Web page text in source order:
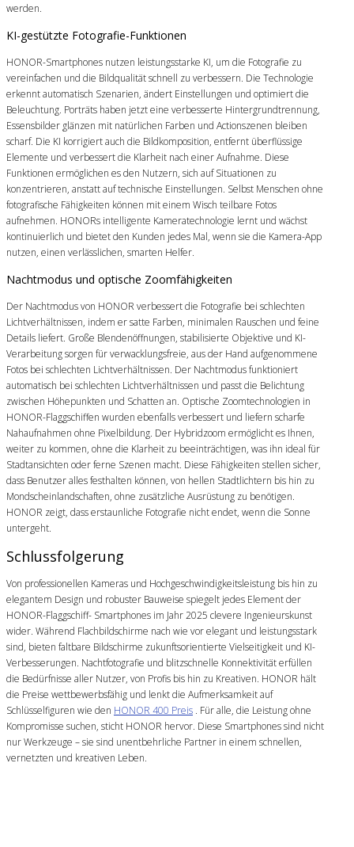
werden.
KI-gestützte Fotografie-Funktionen
HONOR-Smartphones nutzen leistungsstarke KI, um die Fotografie zu
vereinfachen und die Bildqualität schnell zu verbessern. Die Technologie
erkennt automatisch Szenarien, ändert Einstellungen und optimiert die
Beleuchtung. Porträts haben jetzt eine verbesserte Hintergrundtrennung,
Essensbilder glänzen mit natürlichen Farben und Actionszenen bleiben
scharf. Die KI korrigiert auch die Bildkomposition, entfernt überflüssige
Elemente und verbessert die Klarheit nach einer Aufnahme. Diese
Funktionen ermöglichen es den Nutzern, sich auf Situationen zu
konzentrieren, anstatt auf technische Einstellungen. Selbst Menschen ohne
fotografische Fähigkeiten können mit einem Wisch teilbare Fotos
aufnehmen. HONORs intelligente Kameratechnologie lernt und wächst
kontinuierlich und bietet den Kunden jedes Mal, wenn sie die Kamera-App
nutzen, einen verlässlichen, smarten Helfer.
Nachtmodus und optische Zoomfähigkeiten
Der Nachtmodus von HONOR verbessert die Fotografie bei schlechten
Lichtverhältnissen, indem er satte Farben, minimalen Rauschen und feine
Details liefert. Große Blendenöffnungen, stabilisierte Objektive und KI-
Verarbeitung sorgen für verwacklungsfreie, aus der Hand aufgenommene
Fotos bei schlechten Lichtverhältnissen. Der Nachtmodus funktioniert
automatisch bei schlechten Lichtverhältnissen und passt die Belichtung
zwischen Höhepunkten und Schatten an. Optische Zoomtechnologien in
HONOR-Flaggschiffen wurden ebenfalls verbessert und liefern scharfe
Nahaufnahmen ohne Pixelbildung. Der Hybridzoom ermöglicht es Ihnen,
weiter zu kommen, ohne die Klarheit zu beeinträchtigen, was ihn ideal für
Stadtansichten oder ferne Szenen macht. Diese Fähigkeiten stellen sicher,
dass Benutzer alles festhalten können, von hellen Stadtlichtern bis hin zu
Mondscheinlandschaften, ohne zusätzliche Ausrüstung zu benötigen.
HONOR zeigt, dass erstaunliche Fotografie nicht endet, wenn die Sonne
untergeht.
Schlussfolgerung
Von professionellen Kameras und Hochgeschwindigkeitsleistung bis hin zu
elegantem Design und robuster Bauweise spiegelt jedes Element der
HONOR-Flaggschiff- Smartphones im Jahr 2025 clevere Ingenieurskunst
wider. Während Flachbildschirme nach wie vor elegant und leistungsstark
sind, bieten faltbare Bildschirme zukunftsorientierte Vielseitigkeit und KI-
Verbesserungen. Nachtfotografie und blitzschnelle Konnektivität erfüllen
die Bedürfnisse aller Nutzer, von Profis bis hin zu Kreativen. HONOR hält
die Preise wettbewerbsfähig und lenkt die Aufmerksamkeit auf
Schlüsselfiguren wie den HONOR 400 Preis . Für alle, die Leistung ohne
Kompromisse suchen, sticht HONOR hervor. Diese Smartphones sind nicht
nur Werkzeuge – sie sind unentbehrliche Partner in einem schnellen,
vernetzten und kreativen Leben.